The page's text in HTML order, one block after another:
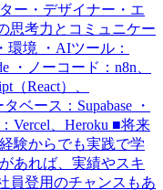
・デザイナー・エ
思考力とコミュニケー
環境 ・AIツール：
・ノーコード：n8n、
（React）、
ベース：Supabase ・
Vercel、Heroku ■将来
験からでも実践で学
あれば、実績やスキ
員登用のチャンスもあ